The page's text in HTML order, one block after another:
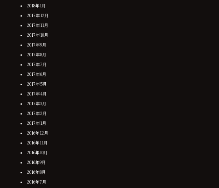
2018年1月
2017年12月
2017年11月
2017年10月
2017年9月
2017年8月
2017年7月
2017年6月
2017年5月
2017年4月
2017年3月
2017年2月
2017年1月
2016年12月
2016年11月
2016年10月
2016年9月
2016年8月
2016年7月